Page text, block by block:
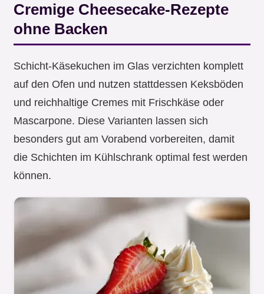
Cremige Cheesecake-Rezepte
ohne Backen
Schicht-Käsekuchen im Glas verzichten komplett
auf den Ofen und nutzen stattdessen Keksböden
und reichhaltige Cremes mit Frischkäse oder
Mascarpone. Diese Varianten lassen sich
besonders gut am Vorabend vorbereiten, damit
die Schichten im Kühlschrank optimal fest werden
können.